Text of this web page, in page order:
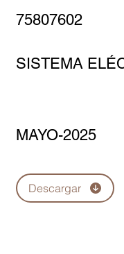
75807602
SISTEMA
MAYO-2025
Descargar